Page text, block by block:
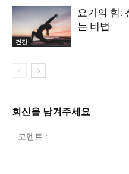
건강
요가의 힘:
는 비법
회신을 남겨주세요